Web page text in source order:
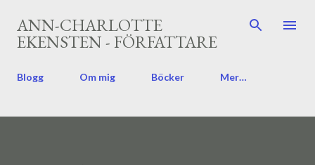
Fortsätt till huvudinnehåll
ANN-CHARLOTTE
EKENSTEN - FÖRFATTARE
Blogg Om mig Böcker Mer…